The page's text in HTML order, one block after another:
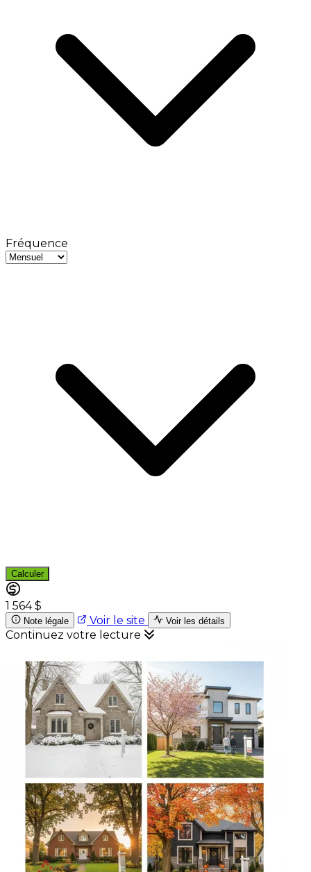
Fréquence
Calculer
1 564 $
Note légale Voir le site Voir les détails
Continuez votre lecture